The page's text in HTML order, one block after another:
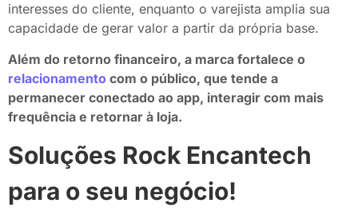
interesses do cliente, enquanto o varejista amplia sua
capacidade de gerar valor a partir da própria base.
Além do retorno financeiro, a marca fortalece o
relacionamento com o público, que tende a
permanecer conectado ao app, interagir com mais
frequência e retornar à loja.
Soluções Rock Encantech
para o seu negócio!